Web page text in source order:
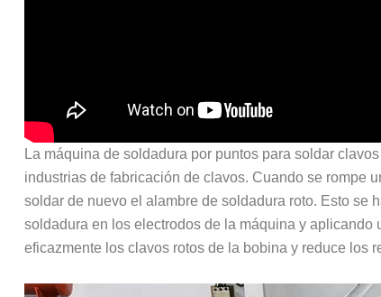
La máquina de soldadura por puntos para soldar
industrias de fabricación de clavos. Cuando se rompe
soldar de nuevo el alambre de soldadura roto. Esto se
soldadura en los electrodos de la máquina y
eficazmente los clavos rotos de la bobina y reduce los